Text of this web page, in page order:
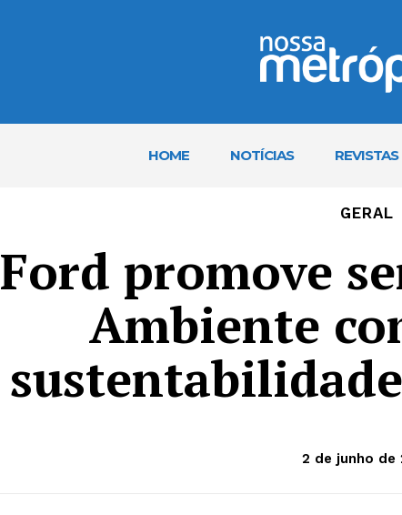
HOME NOTÍCIAS REVISTAS
GERAL
Ford promove
Ambiente
2 de junho de